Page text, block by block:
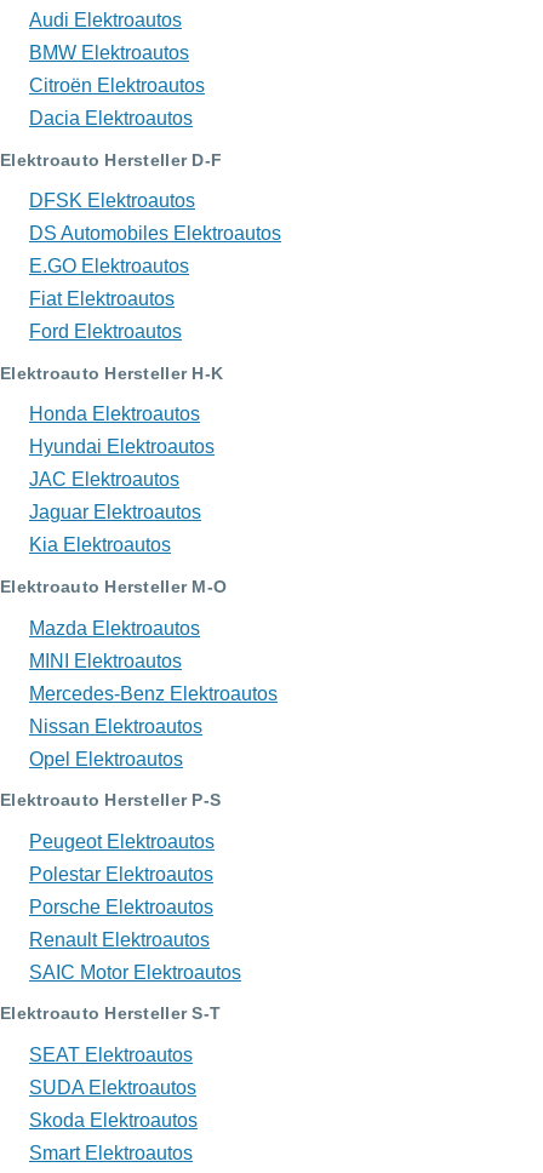
Audi Elektroautos
BMW Elektroautos
Citroën Elektroautos
Dacia Elektroautos
Elektroauto Hersteller D-F
DFSK Elektroautos
DS Automobiles Elektroautos
E.GO Elektroautos
Fiat Elektroautos
Ford Elektroautos
Elektroauto Hersteller H-K
Honda Elektroautos
Hyundai Elektroautos
JAC Elektroautos
Jaguar Elektroautos
Kia Elektroautos
Elektroauto Hersteller M-O
Mazda Elektroautos
MINI Elektroautos
Mercedes-Benz Elektroautos
Nissan Elektroautos
Opel Elektroautos
Elektroauto Hersteller P-S
Peugeot Elektroautos
Polestar Elektroautos
Porsche Elektroautos
Renault Elektroautos
SAIC Motor Elektroautos
Elektroauto Hersteller S-T
SEAT Elektroautos
SUDA Elektroautos
Skoda Elektroautos
Smart Elektroautos